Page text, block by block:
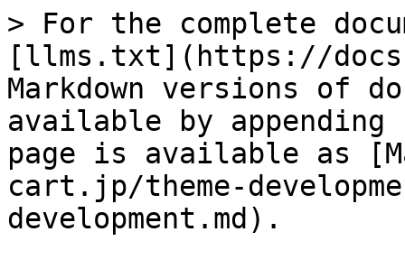
> For the complete
[llms.txt](https://
Markdown versions of
available by
page is available as
cart.jp/theme-
development.md).